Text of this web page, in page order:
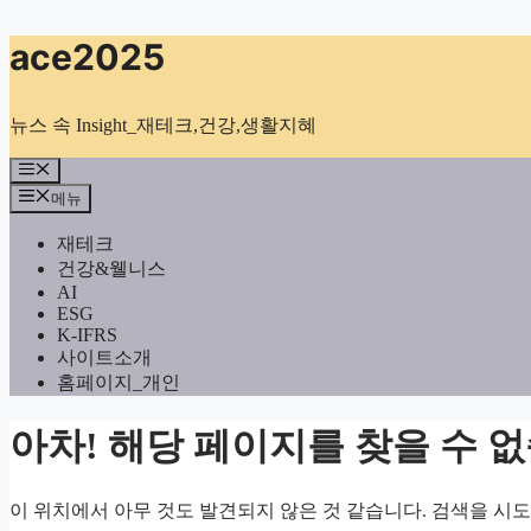
컨
텐
로
너
뛰
기
ace2025
뉴스 속 Insight_재테크,건강,생활지혜
메
뉴
메뉴
재테크
건강&웰니스
AI
ESG
K-IFRS
사이트소개
홈페이지_개인
아차! 해당 페이지를 찾을 수
이 위치에서 아무 것도 발견되지 않은 것 같습니다. 검색을 시